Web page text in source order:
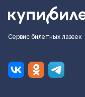
Сервис билетных лазеек